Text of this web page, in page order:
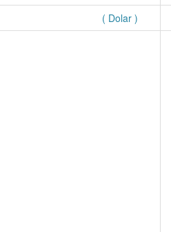
( Dolar )